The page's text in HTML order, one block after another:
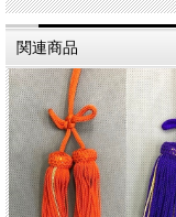
関連商品